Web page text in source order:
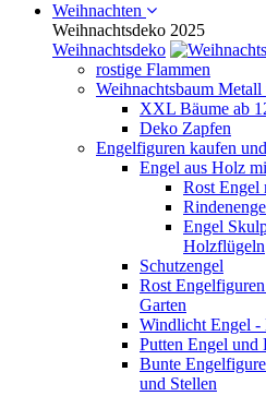
Weihnachten
Weihnachtsdeko 2025
Weihnachtsdeko
rostige Flammen
Weihnachtsbaum
XXL Bäume ab
Deko Zapfen
Engelfiguren kaufen
Engel aus Holz
Rost Engel
Engel
Holzflügeln
Schutzengel
Rost
Garten
Windlicht Engel -
Putten Engel und
Bunte
und Stellen